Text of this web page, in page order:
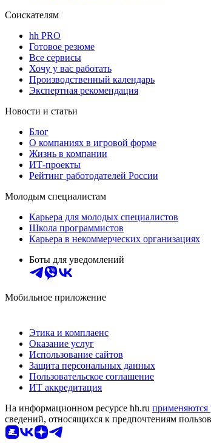
Соискателям
hh PRO
Готовое резюме
Все сервисы
Хочу у вас работать
Производственный календарь
Экспертная рекомендация
Новости и статьи
Блог
О компаниях в игровой форме
Жизнь в компании
ИТ-проекты
Рейтинг работодателей России
Молодым специалистам
Карьера для молодых специалистов
Школа программистов
Карьера в некоммерческих организациях
Боты для уведомлений
Мобильное приложение
Этика и комплаенс
Оказание услуг
Использование сайтов
Защита персональных данных
Пользовательское соглашение
ИТ аккредитация
На информационном ресурсе hh.ru применяются
сведений, относящихся к предпочтениям